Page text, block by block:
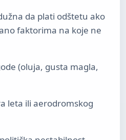
da plati odštetu ako
faktorima na koje ne
(oluja, gusta magla,
leta ili aerodromskog